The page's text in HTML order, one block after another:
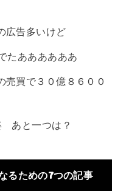
広告多いけど
たああああああ
売買で３０億８６００
あと一つは？
るための7つの記事